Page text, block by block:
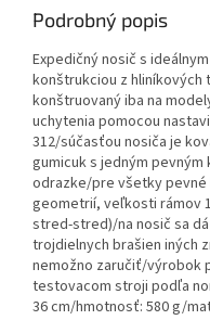
Podrobný popis
Expedičný nosič s
konštrukciou z hliníkových
konštruovaný iba na
uchytenia pomocou
312/súčasťou nosiča je
gumicuk s jedným
odrazke/pre všetky pevné
geometrií, veľkosti rámov
stred-stred)/na nosič sa
trojdielnych brašien iných
nemožno zaručiť/výrobok
testovacom stroji podľa
36 cm/hmotnosť: 580 g/